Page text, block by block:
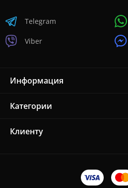
Telegram
Viber
Информация
Категории
Клиенту